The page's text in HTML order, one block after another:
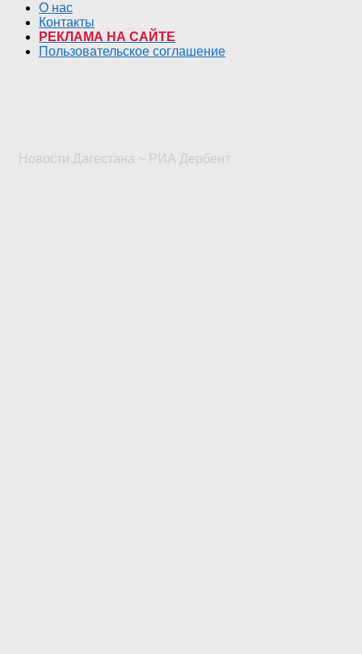
О нас
Контакты
РЕКЛАМА НА САЙТЕ
Пользовательское соглашение
Новости Дагестана ~ РИА Дербент